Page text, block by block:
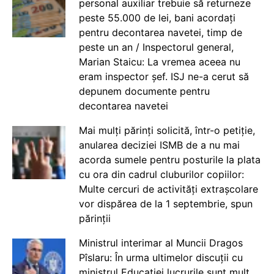
personal auxiliar trebuie să returneze
peste 55.000 de lei, bani acordați
pentru decontarea navetei, timp de
peste un an / Inspectorul general,
Marian Staicu: La vremea aceea nu
eram inspector șef. ISJ ne-a cerut să
depunem documente pentru
decontarea navetei
Mai mulți părinți solicită, într-o petiție,
anularea deciziei ISMB de a nu mai
acorda sumele pentru posturile la plata
cu ora din cadrul cluburilor copiilor:
Multe cercuri de activități extrașcolare
vor dispărea de la 1 septembrie, spun
părinții
Ministrul interimar al Muncii Dragos
Pîslaru: În urma ultimelor discuții cu